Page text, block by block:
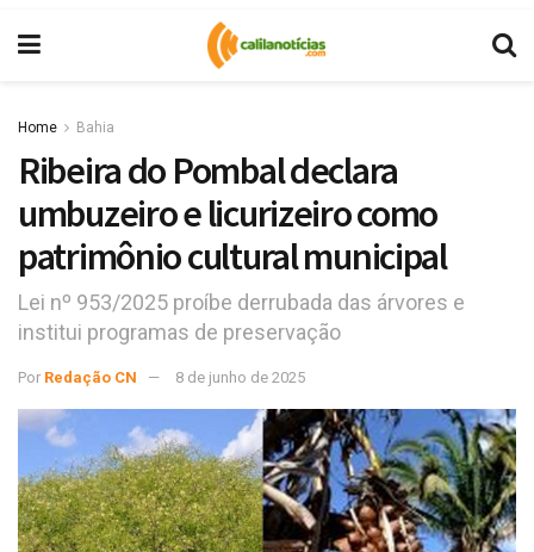
Home Bahia
Ribeira do Pombal declara
umbuzeiro e licurizeiro como
patrimônio cultural municipal
Lei nº 953/2025 proíbe derrubada das árvores e
institui programas de preservação
Por Redação CN 8 de junho de 2025